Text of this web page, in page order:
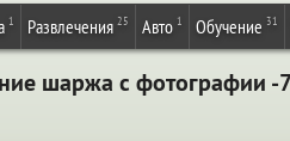
1 Развлечения 25 Авто 1 Обучение 31
шаржа с фотографии